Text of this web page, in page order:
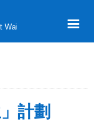
Wai
計劃